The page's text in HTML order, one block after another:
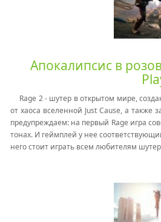
Апокалипсис в
Rage 2 - шутер в открытом мире,
от хаоса вселенной Just Cause, а также
предупреждаем: на первый Rage игра
тонах. И геймплей у нее
него стоит играть всем любителям